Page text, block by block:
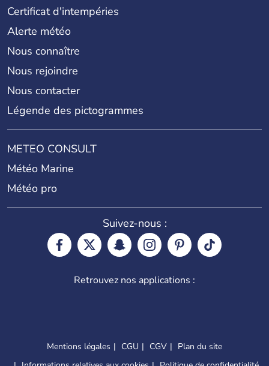
Certificat d'intempéries
Alerte météo
Nous connaître
Nous rejoindre
Nous contacter
Légende des pictogrammes
METEO CONSULT
Météo Marine
Météo pro
Suivez-nous :
Retrouvez nos applications :
Mentions légales CGU CGV
Plan du site